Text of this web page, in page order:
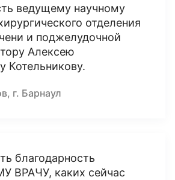
ведущему научному
отделения
и поджелудочной
Алексею
Котельникову.
г. Барнаул
благодарность
ВРАЧУ, каких сейчас